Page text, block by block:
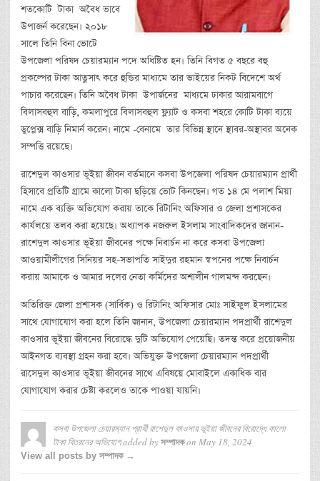
শতকোটি টাকা অবৈধ ভাবে
উপাজর্ন করেছেন। ২০১৮
সালে তিনি বিনা ভোটে
উপজেলা পরিষদ চেয়ারম্যান পদে অধিষ্টিত হন। তিনি বিগত ৫ বছরে বহু
প্রকল্পের টাকা আত্নসাৎ করে হুন্ডির মাধ্যমে তার ভাইয়ের নিকট বিদেশে অর্থ
পাচার করেছেন। তিনি অবৈধ টাকা উপার্জনের মাধ্যমে ঢাকার আরামবাগে
বিলাসবহুল বাড়ি, কমলাপুরে বিলাসবহুল ফ্ল্যাট ও কসবা শহরে কোটি টাকা ব্যয়ে
ডুপ্লেক্স বাড়ি নিমার্ন করেন। নামে -বেনামে তার বিভিন্ন স্থানে স্থাবর-অস্থাবর অনেক
সম্পত্তি রয়েছে।
রাশেদুল কাওসার ভূইয়া জীবন বর্তমানে কসবা উপজেলা পরিষদ চেয়ারম্যান প্রার্থী
হিসাবে প্রতিটি গ্রামে কালো টাকা ছড়িয়ে ভোট কিনছেন। গত ১৪ মে পলাশ মিয়া
নামে এক ব্যক্তি অভিযোগ করায় তাকে রিটানিং অফিসার ও জেলা প্রশাসকের
কার্যলয়ে তলব করা হয়েছে। অধ্যাপক নজরুল ইসলাম সাংবাদিকদের জানান-
রাশেদুল কাওসার ভূইয়া জীবনের পক্ষে নিবার্চন না করে কসবা উপজেলা
আওয়ামীলীগের সিনিয়র সহ-সভাপতি সাইদুর রহমান স্বপনের পক্ষে নিবার্চন
করায় আমাকে ও আমার দলের নেতা কর্মিদের অশালীন গালমন্দ করছেন।
অতিরিক্ত জেলা প্রশাসক (সার্বিক) ও রিটানিং অফিসার মোঃ সাইফুল ইসলামের
সাথে যোগাযোগ করা হলে তিনি জানান, উপজেলা চেয়ারম্যান পদপ্রার্থী রাশেদুল
কাওসার ভূইয়া জীবনের বিরোদ্ধে দুটি অভিযোগ পেয়েছি। তদন্ত করে প্রয়োজনীয়
আইনগত ব্যবস্থা গ্রহন করা হবে। অভিযুক্ত উপজেলা চেয়ারম্যান পদপ্রার্থী
রাসেদুল কাওসার ভূইয়া জীবনের সাথে এবিষয়ে মোবাইলে একাধিক বার
যোগাযোগ করার চেষ্টা করলেও তাকে পাওয়া যায়নি।
কসবা উপজেলা চেয়ারম্যান প্রার্থী রাশেদুল কাওসার ভূইয়া জীবনের বিরোদ্ধে কালো
টাকা বিতরনের অভিযোগadded by সম্পাদকon May 18, 2024
View all posts by সম্পাদক →